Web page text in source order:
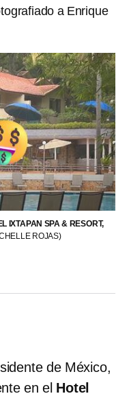
a Enrique
IXTAPAN SPA & RESORT,
ROJAS)
de México,
en el Hotel